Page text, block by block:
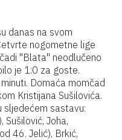
danas na svom
nogometne lige
"Blata" neodlučeno
je 1:0 za goste.
Domaća momčad
Kristijana Sušilovića.
sljedećem sastavu:
Sušilović, Joha,
46. Jelić), Brkić,